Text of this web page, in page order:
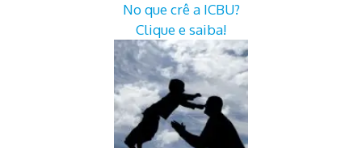
No que crê a ICBU?
Clique e saiba!